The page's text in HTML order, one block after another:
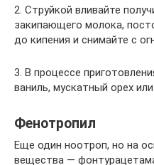
2. Струйкой вливайте
закипающего молока,
до кипения и снимайте с
3. В процессе
ваниль, мускатный орех
Фенотропил
Еще один ноотроп, но на
вещества —